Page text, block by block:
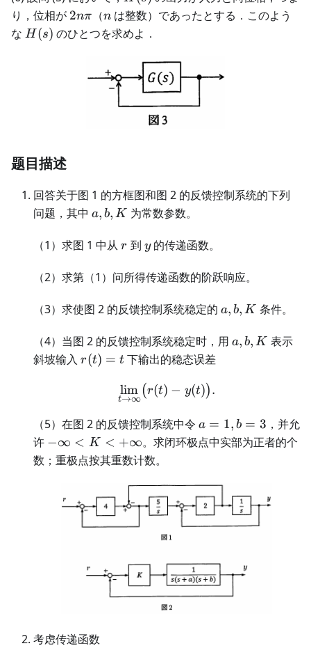
り，位相が 2n\pi
2nπ （n
nは整数）であったとする．このよう
な H(s)
H (s) のひとつを求めよ．
题目描述
回答关于图 1 的方框图和图 2 的反馈控制系统的下列
问题，其中 a,b,K
a, b, K 为常数参数。
（1）求图 1 中从 r
r 到 y
y的传递函数。
（2）求第（1）问所得传递函数的阶跃响应。
（3）求使图 2 的反馈控制系统稳定的 a,b,K
a, b, K 条件。
（4）当图 2 的反馈控制系统稳定时，用 a,b,K
a, b, K 表示
斜坡输入 r(t)=t
r(t) = t 下输出的稳态误差
t→∞
lim (r(t) − y(t)).
（5）在图 2 的反馈控制系统中令 a=1,b=3
a = 1, b = 3 ，并允
许 -
\infty<K<+\infty
−∞ < K < +∞。求闭环极点中实部为正者的个
数；重极点按其重数计数。
考虑传递函数